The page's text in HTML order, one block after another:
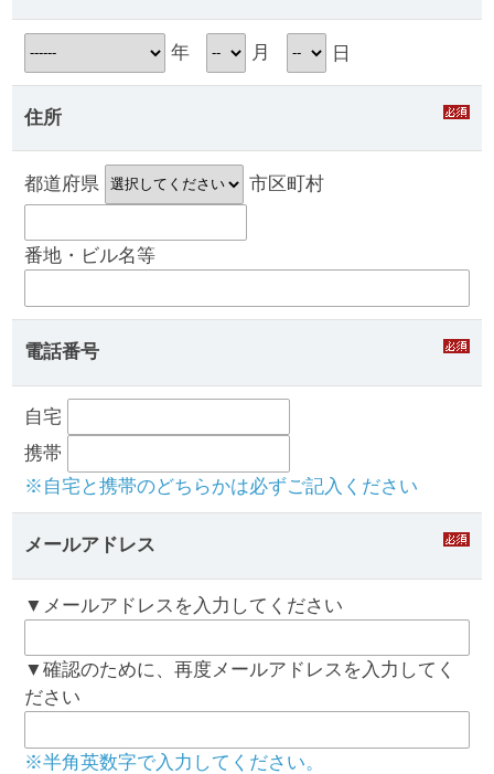
年 月 日
住所
都道府県 市区町村
番地・ビル名等
電話番号
自宅
携帯
※自宅と携帯のどちらかは必ずご記入ください
メールアドレス
▼メールアドレスを入力してください
▼確認のために、再度メールアドレスを入力してく
ださい
※半角英数字で入力してください。